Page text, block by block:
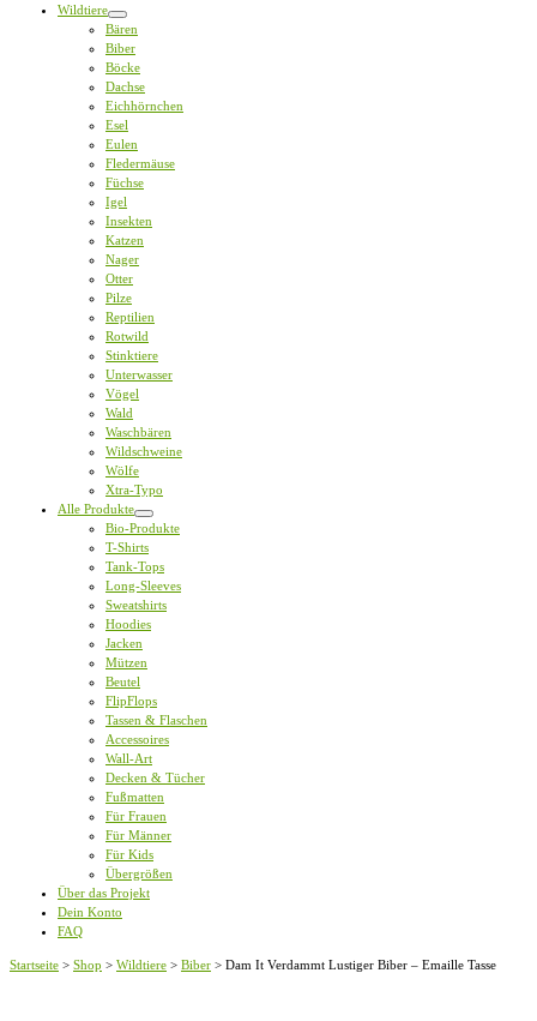
Wildtiere
Bären
Biber
Böcke
Dachse
Eichhörnchen
Esel
Eulen
Fledermäuse
Füchse
Igel
Insekten
Katzen
Nager
Otter
Pilze
Reptilien
Rotwild
Stinktiere
Unterwasser
Vögel
Wald
Waschbären
Wildschweine
Wölfe
Xtra-Typo
Alle Produkte
Bio-Produkte
T-Shirts
Tank-Tops
Long-Sleeves
Sweatshirts
Hoodies
Jacken
Mützen
Beutel
FlipFlops
Tassen & Flaschen
Accessoires
Wall-Art
Decken & Tücher
Fußmatten
Für Frauen
Für Männer
Für Kids
Übergrößen
Über das Projekt
Dein Konto
FAQ
Startseite > Shop > Wildtiere > Biber > Dam It Verdammt Lustiger Biber – Emaille Tasse